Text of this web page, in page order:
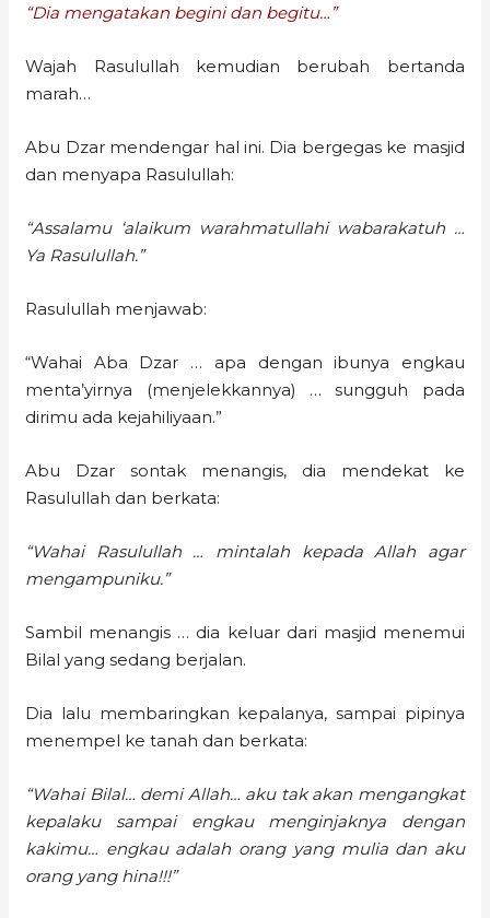
“Dia mengatakan begini dan begitu…”
Wajah Rasulullah kemudian berubah bertanda
marah…
Abu Dzar mendengar hal ini. Dia bergegas ke masjid
dan menyapa Rasulullah:
“Assalamu ‘alaikum warahmatullahi wabarakatuh …
Ya Rasulullah.”
Rasulullah menjawab:
“Wahai Aba Dzar … apa dengan ibunya engkau
menta’yirnya (menjelekkannya) … sungguh pada
dirimu ada kejahiliyaan.”
Abu Dzar sontak menangis, dia mendekat ke
Rasulullah dan berkata:
“Wahai Rasulullah … mintalah kepada Allah agar
mengampuniku.”
Sambil menangis … dia keluar dari masjid menemui
Bilal yang sedang berjalan.
Dia lalu membaringkan kepalanya, sampai pipinya
menempel ke tanah dan berkata:
“Wahai Bilal… demi Allah… aku tak akan mengangkat
kepalaku sampai engkau menginjaknya dengan
kakimu… engkau adalah orang yang mulia dan aku
orang yang hina!!!”